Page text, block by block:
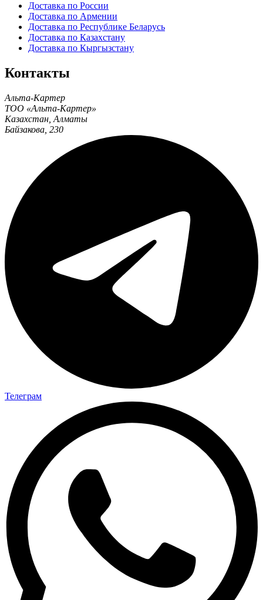
Доставка по России
Доставка по Армении
Доставка по Республике Беларусь
Доставка по Казахстану
Доставка по Кыргызстану
Контакты
Альта-Картер
ТОО «Альта-Картер»
Казахстан Алматы
Байзакова, 230
Телеграм